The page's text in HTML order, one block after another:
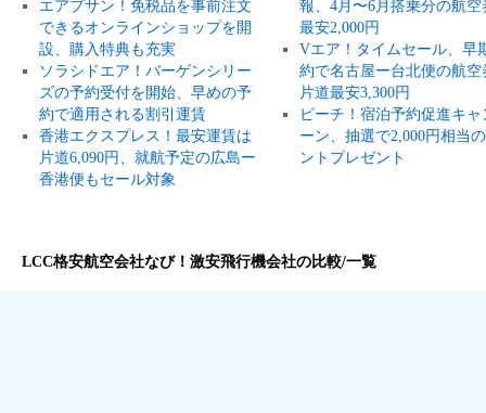
エアプサン！免税品を事前注文
できるオンラインショップを開
設、購入特典も充実
ソラシドエア！バーゲンシリー
ズの予約受付を開始、早めの予
約で適用される割引運賃
香港エクスプレス！最安運賃は
片道6,090円、就航予定の広島ー
香港便もセール対象
報、4月〜6月搭乗分の航空
最安2,000円
Vエア！タイムセール、早
約で名古屋ー台北便の航空
片道最安3,300円
ピーチ！宿泊予約促進キャ
ーン、抽選で2,000円相当
ントプレゼント
LCC格安航空会社なび！激安飛行機会社の比較/一覧